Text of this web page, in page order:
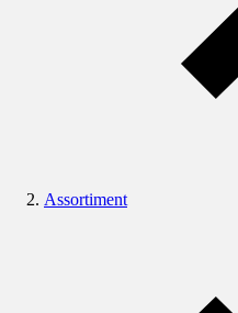
Assortiment